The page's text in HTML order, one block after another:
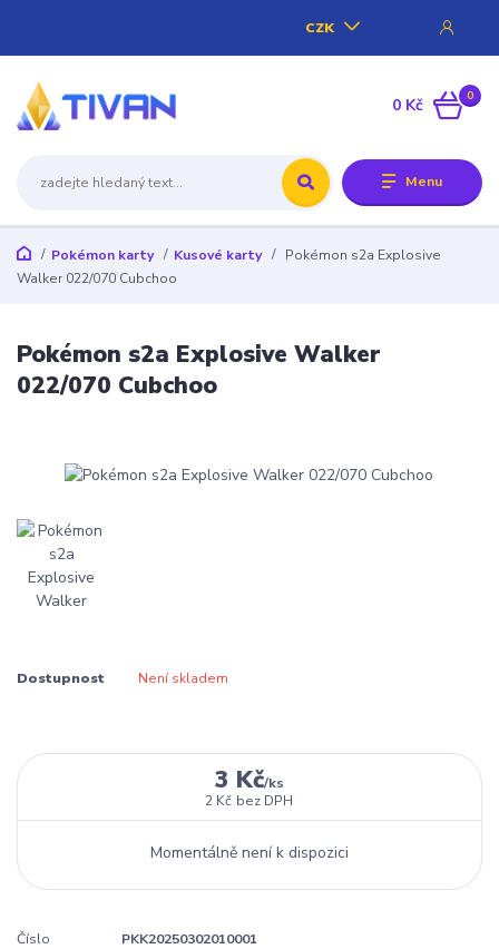
Menu
CZK
0
0 Kč
Pokémon karty Kusové karty
Pokémon s2a Explosive
Walker 022/070 Cubchoo
Pokémon s2a Explosive Walker
022/070 Cubchoo
Dostupnost Není skladem
3 Kč/ks
2 Kč bez DPH
Momentálně není k dispozici
Číslo
PKK20250302010001